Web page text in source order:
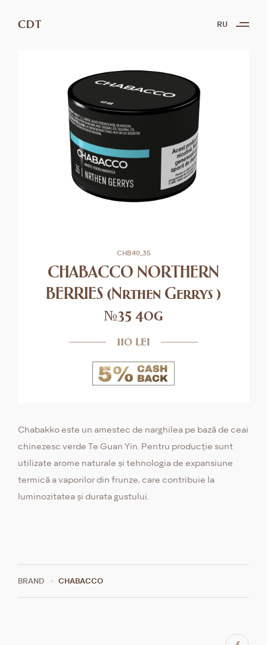
CDT RU
CHB40_35
CHABACCO NORTHERN
BERRIES (Nrthen Gerrys )
№35 40g
110 lei
Chabakko este un amestec de narghilea pe bază de ceai
chinezesc verde Te Guan Yin. Pentru producție sunt
utilizate arome naturale și tehnologia de expansiune
termică a vaporilor din frunze, care contribuie la
luminozitatea și durata gustului.
BRAND CHABACCO